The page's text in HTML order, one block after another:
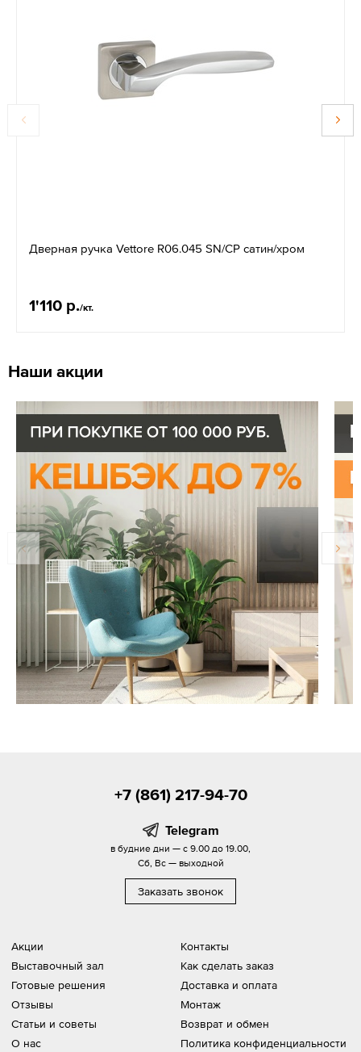
Дверная ручка Vettore R06.045 SN/CP сатин/хром
1'110 р./кт.
Наши акции
Акции
Выставочный зал
Готовые решения
Отзывы
Статьи и советы
О нас
Контакты
Как сделать заказ
Доставка и оплата
Монтаж
Возврат и обмен
Политика конфиденциальности
+7 (861) 217-94-70
Telegram
в будние дни — с 9.00 до 19.00,
Сб, Вс — выходной
Заказать звонок